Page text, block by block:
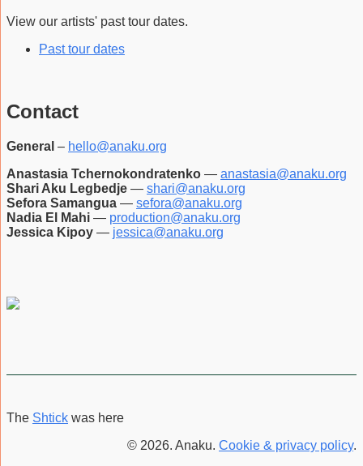
View our artists' past tour dates.
Past tour dates
Contact
General – hello@anaku.org
Anastasia Tchernokondratenko — anastasia@anaku.org
Shari Aku Legbedje — shari@anaku.org
Sefora Samangua — sefora@anaku.org
Nadia El Mahi — production@anaku.org
Jessica Kipoy — jessica@anaku.org
The Shtick was here
© 2026. Anaku. Cookie & privacy policy.